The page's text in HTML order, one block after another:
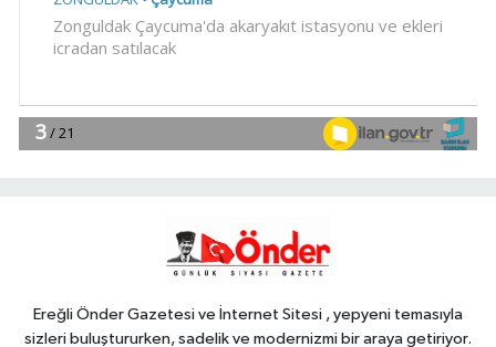
13:33Öğrenci affı çıktı.. YÖK'ten
13:20
ihracatçısına Endonezya pazarı
Ereğli Önder Gazetesi ve İnternet Sitesi , yepyeni temasıyla
sizleri buluştururken, sadelik ve modernizmi bir araya getiriyor.